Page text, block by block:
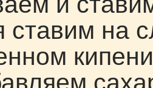
ставим на